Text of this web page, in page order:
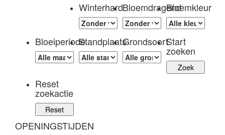
WinterhardBloemdragendBloemkleur
BloeiperiodeStandplaatsGrondsoortStart
zoeken
Reset
zoekactie
OPENINGSTIJDEN